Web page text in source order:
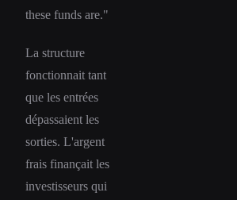
these funds are."
La structure
fonctionnait tant
que les entrées
dépassaient les
sorties. L'argent
frais finançait les
investisseurs qui